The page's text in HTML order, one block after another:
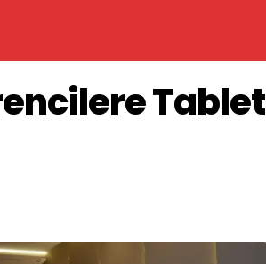
Tablet